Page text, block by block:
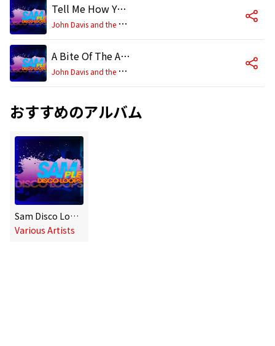
Tell Me How You Like It (LOOP)
J
ohn Davis and the Monster Orchestra
A Bite Of The Apple (LOOP)
J
ohn Davis and the Monster Orchestra
おすすめのアルバム
Sam Disco Loops
Various Artists